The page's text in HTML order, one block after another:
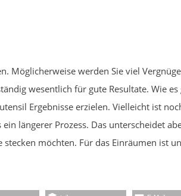
Möglicherweise werden Sie viel
wesentlich für gute Resultate. Wie
Ergebnisse erzielen. Vielleicht ist
längerer Prozess. Das unterscheidet
möchten. Für das Einräumen ist